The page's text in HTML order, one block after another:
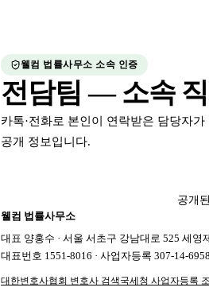
웰컴 법률사무소 소속 인증
전담팀 — 소속
카톡·전화로 본인이 연락받은 담당자가
공개 정보입니다.
공개
웰컴 법률사무소
대표 양홍수 · 서울 서초구 강남대로 525 세영
대표번호 1551-8016 · 사업자등록 307-14-
대한변호사협회 변호사 검색국세청 사업자등록